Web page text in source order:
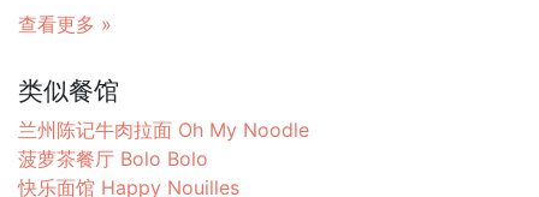
查看更多 »
类似餐馆
兰州陈记牛肉拉面 Oh My Noodle
菠萝茶餐厅 Bolo Bolo
快乐面馆 Happy Nouilles